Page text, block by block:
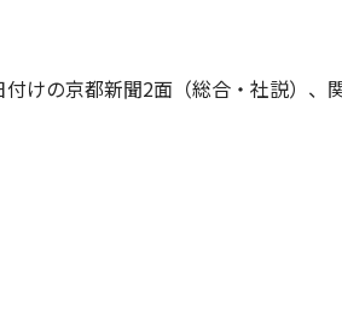
ライフキャリアや就業
けの京都新聞2面（総合・社説）